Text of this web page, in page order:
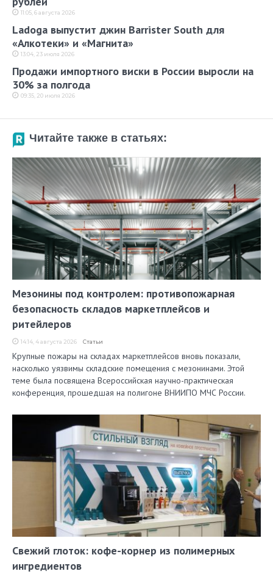
11:05, 6 августа 2026
Ladoga выпустит джин Barrister South для
«Алкотеки» и «Магнита»
13:04, 23 июля 2026
Продажи импортного виски в России выросли на
30% за полгода
09:35, 20 июля 2026
Читайте также в статьях:
Мезонины под контролем: противопожарная
безопасность складов маркетплейсов и
ритейлеров
14:14, 4 августа 2026 Статьи
Крупные пожары на складах маркетплейсов вновь показали,
насколько уязвимы складские помещения с мезонинами. Этой
теме была посвящена Всероссийская научно-практическая
конференция, прошедшая на полигоне ВНИИПО МЧС России.
Свежий глоток: кофе-корнер из полимерных
ингредиентов